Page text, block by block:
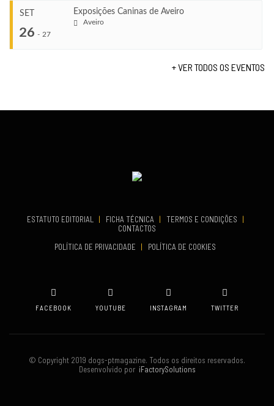
Set 12, 2026
VENUE
COMEÇA
Set 19, 2026
TERMINA
SET
26 - 27
Exposições Caninas de Aveiro
Aveiro
+ VER TODOS OS EVENTOS
ESTATUTO EDITORIAL | FICHA TÉCNICA | TERMOS E CONDIÇÕES
|
CONTACTOS
POLÍTICA DE PRIVACIDADE
| POLÍTICA DE COOKIES
FACEBOOK YOUTUBE INSTAGRAM TWITTER
© Copyright 2019 dogs-ptmagazine. Todos os direitos reservados.
Desenvolvido poriFactorySolutions